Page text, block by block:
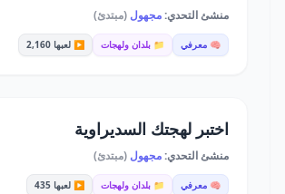
منشئ التحدي:مجهول (مبتدئ)
🧠 معرفي 📁 بلدان ولهجات ▶️ لعبها 2,160
اختبر لهجتك السديراوية
منشئ التحدي:مجهول (مبتدئ)
🧠 معرفي 📁 بلدان ولهجات ▶️ لعبها 435